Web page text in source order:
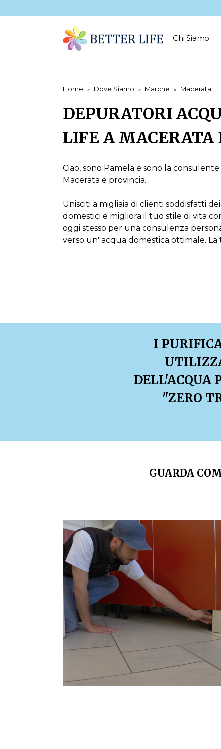
Chi Siamo
Home Dove Siamo Marche Macerata
DEPURATORI
LIFE A MACERATA
Ciao, sono Pamela e sono la
Macerata e provincia.
Unisciti a migliaia di clienti soddisfatti
domestici e migliora il tuo stile di vita
oggi stesso per una consulenza
verso un' acqua domestica ottimale.
I
DELL'ACQUA
"ZERO
GUARDA